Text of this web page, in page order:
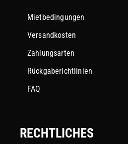
Mietbedingungen
Versandkosten
Zahlungsarten
Rückgaberichtlinien
FAQ
RECHTLICHES